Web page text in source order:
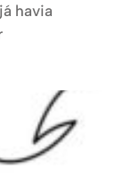
havia